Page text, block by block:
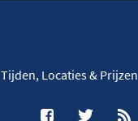
Tijden, Locaties & Prijzen